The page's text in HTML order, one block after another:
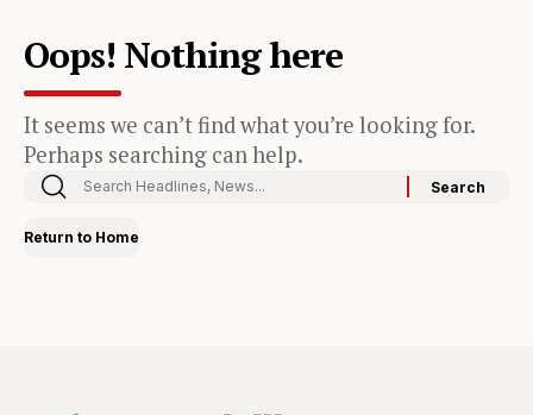
Oops! Nothing here
It seems we can’t find what you’re looking for.
Perhaps searching can help.
Return to Home